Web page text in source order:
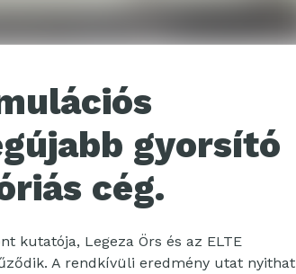
gyorsító
cég.
kutatója, Legeza Örs és az ELTE
A rendkívüli eredmény utat nyithat